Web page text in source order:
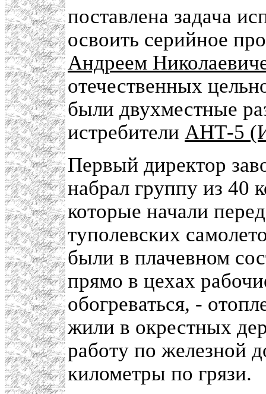
поставлена задача
освоить серийное
Андреем
отечественных
были двухместные
истребители АНТ-5
Первый директор
набрал группу из 40
которые начали
туполевских
были в плачевном
прямо в цехах
обогреваться, -
жили в окрестных
работу по железной
километры по грязи.